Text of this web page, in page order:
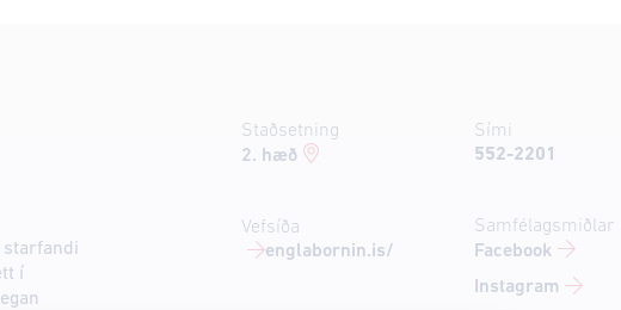
starfandi
í
Staðsetning
2. hæð
Vefsíða
englabornin.is/
Sími
552-2201
Samfélagsmiðlar
Facebook
Instagram